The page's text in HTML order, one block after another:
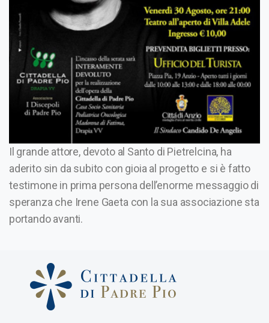
Il grande attore, devoto al Santo di Pietrelcina, ha
aderito sin da subito con gioia al progetto e si è fatto
testimone in prima persona dell’enorme messaggio di
speranza che Irene Gaeta con la sua associazione sta
portando avanti.